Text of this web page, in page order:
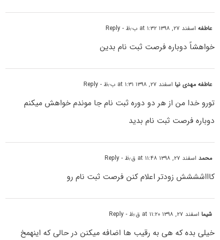
عاطفهاسفند ۲۷, ۱۳۹۸ at ۱:۳۲ ب٫ظ - Reply
خواهشاً دوباره فرصت ثبت نام بدین
عاطفه مهدی نیااسفند ۲۷, ۱۳۹۸ at ۱:۳۱ ب٫ظ - Reply
تورو خدا من از هر دو دوره ثبت نام جا موندم خواهش میکنم
دوباره فرصت ثبت نام بدید
محمداسفند ۲۷, ۱۳۹۸ at ۱۱:۴۸ ق٫ظ - Reply
کاااشششش زودتر اعلام کنن فرصت ثبت نام رو
شیمااسفند ۲۷, ۱۳۹۸ at ۱۱:۲۰ ق٫ظ - Reply
خیلی بده که هی به رقیب ها اضافه میکنن در حالی که اینهمخ